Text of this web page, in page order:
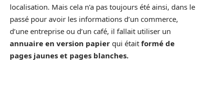
localisation. Mais cela n’a pas toujours été ainsi, dans le
passé pour avoir les informations d’un commerce,
d’une entreprise ou d’un café, il fallait utiliser un
annuaire en version papier qui était formé de
pages jaunes et pages blanches.